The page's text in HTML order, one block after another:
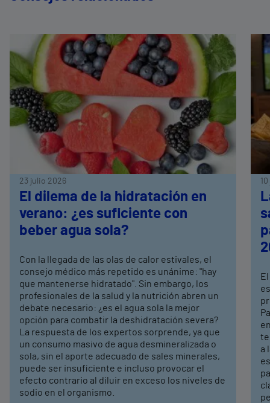
23 julio 2026
El dilema de la hidratación en
verano: ¿es suficiente con
beber agua sola?
Con la llegada de las olas de calor estivales, el
consejo médico más repetido es unánime: "hay
que mantenerse hidratado". Sin embargo, los
profesionales de la salud y la nutrición abren un
debate necesario: ¿es el agua sola la mejor
opción para combatir la deshidratación severa?
La respuesta de los expertos sorprende, ya que
un consumo masivo de agua desmineralizada o
sola, sin el aporte adecuado de sales minerales,
puede ser insuficiente e incluso provocar el
efecto contrario al diluir en exceso los niveles de
sodio en el organismo.
a